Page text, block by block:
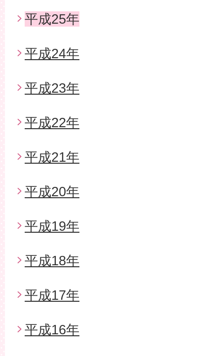
平成25年
平成24年
平成23年
平成22年
平成21年
平成20年
平成19年
平成18年
平成17年
平成16年